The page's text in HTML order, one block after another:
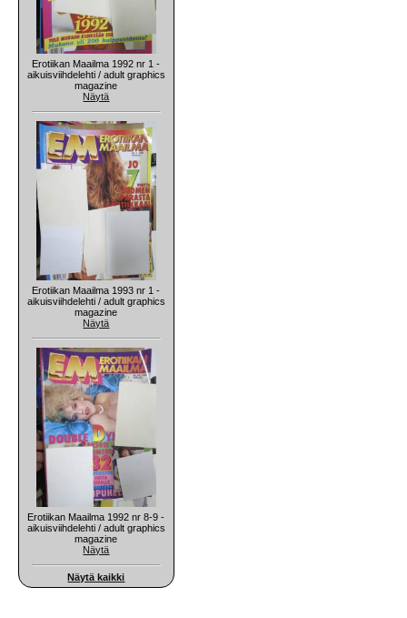
Erotiikan Maailma 1992 nr 1 -
aikuisviihdelehti / adult graphics
magazine
Näytä
Erotiikan Maailma 1993 nr 1 -
aikuisviihdelehti / adult graphics
magazine
Näytä
Erotiikan Maailma 1992 nr 8-9 -
aikuisviihdelehti / adult graphics
magazine
Näytä
Näytä kaikki